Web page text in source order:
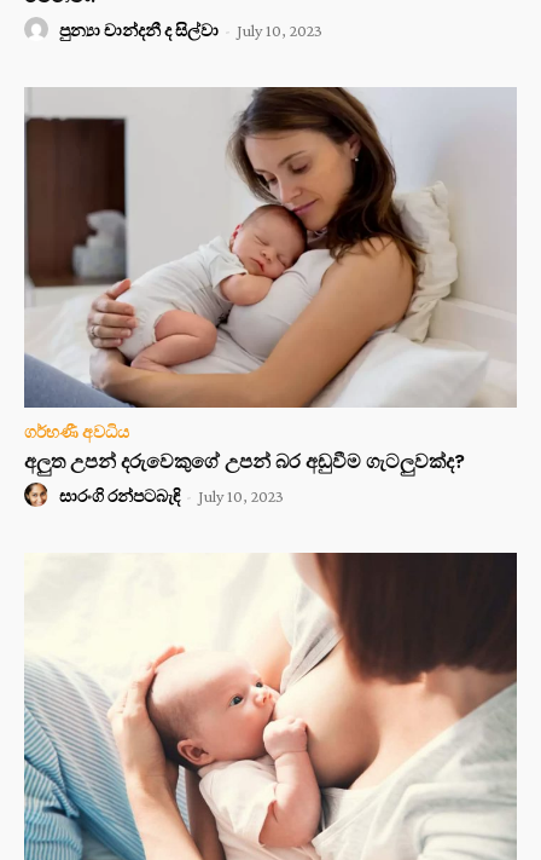
පුන්‍යා චාන්දනී ද සිල්වා - July 10, 2023
ගර්භණී අවධිය
අලුත උපන් දරුවෙකුගේ උපන් බර අඩුවීම ගැටලුවක්ද?
සාරංගි රන්පටබැඳි - July 10, 2023